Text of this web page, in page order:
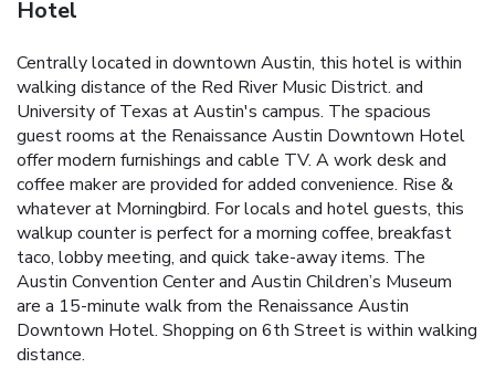
Hotel
Centrally located in downtown Austin, this hotel is within
walking distance of the Red River Music District. and
University of Texas at Austin's campus. The spacious
guest rooms at the Renaissance Austin Downtown Hotel
offer modern furnishings and cable TV. A work desk and
coffee maker are provided for added convenience. Rise &
whatever at Morningbird. For locals and hotel guests, this
walkup counter is perfect for a morning coffee, breakfast
taco, lobby meeting, and quick take-away items. The
Austin Convention Center and Austin Children’s Museum
are a 15-minute walk from the Renaissance Austin
Downtown Hotel. Shopping on 6th Street is within walking
distance.